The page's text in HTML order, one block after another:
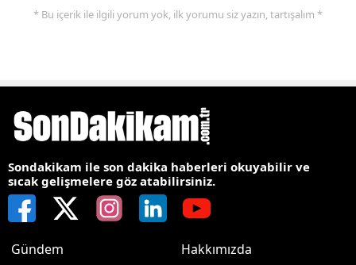
* Bu içerik ile ilgili yorum yok, ilk yorumu siz yazın, tartışalım *
Sondakikam ile son dakika haberleri okuyabilir ve
sıcak gelişmelere göz atabilirsiniz.
Gündem
Hakkımızda